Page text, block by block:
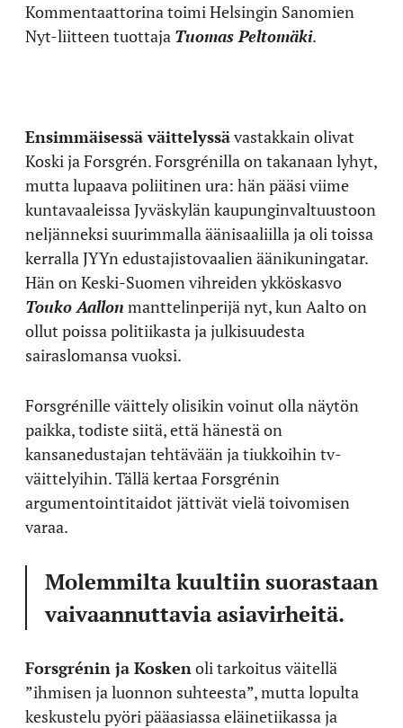
Kommentaattorina toimi Helsingin Sanomien
Nyt-liitteen tuottaja Tuomas Peltomäki.
Ensimmäisessä väittelyssävastakkain olivat
Koski ja Forsgrén. Forsgrénilla on takanaan lyhyt,
mutta lupaava poliitinen ura: hän pääsi viime
kuntavaaleissa Jyväskylän kaupunginvaltuustoon
neljänneksi suurimmalla äänisaaliilla ja oli toissa
kerralla JYYn edustajistovaalien äänikuningatar.
Hän on Keski-Suomen vihreiden ykköskasvo
Touko Aallon manttelinperijä nyt, kun Aalto on
ollut poissa politiikasta ja julkisuudesta
sairaslomansa vuoksi.
Forsgrénille väittely olisikin voinut olla näytön
paikka, todiste siitä, että hänestä on
kansanedustajan tehtävään ja tiukkoihin tv-
väittelyihin. Tällä kertaa Forsgrénin
argumentointitaidot jättivät vielä toivomisen
varaa.
Molemmilta kuultiin suorastaan
vaivaannuttavia asiavirheitä.
Forsgrénin ja Koskenoli tarkoitus väitellä
”ihmisen ja luonnon suhteesta”, mutta lopulta
keskustelu pyöri pääasiassa eläinetiikassa ja